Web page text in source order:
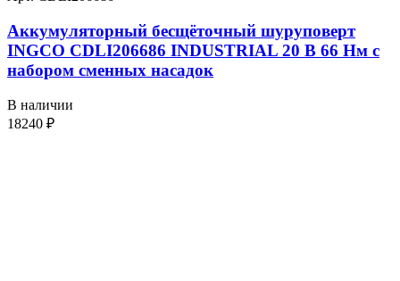
Аккумуляторный бесщёточный шуруповерт
INGCO CDLI206686 INDUSTRIAL 20 В 66 Нм с
набором сменных насадок
В наличии
18240 ₽